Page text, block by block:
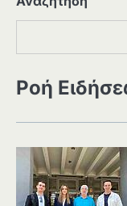
Ροή